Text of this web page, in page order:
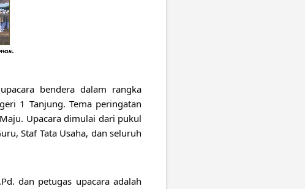
bendera dalam rangka
1 Tanjung. Tema peringatan
Upacara dimulai dari pukul
Staf Tata Usaha, dan seluruh
dan petugas upacara adalah